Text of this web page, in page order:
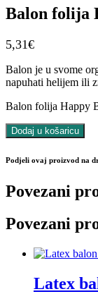
Balon folija
5,31€
Balon je u svome
napuhati helijem ili
Balon folija Happy
Dodaj u košaricu
Podjeli ovaj proizvod na
Povezani
Povezani
Latex